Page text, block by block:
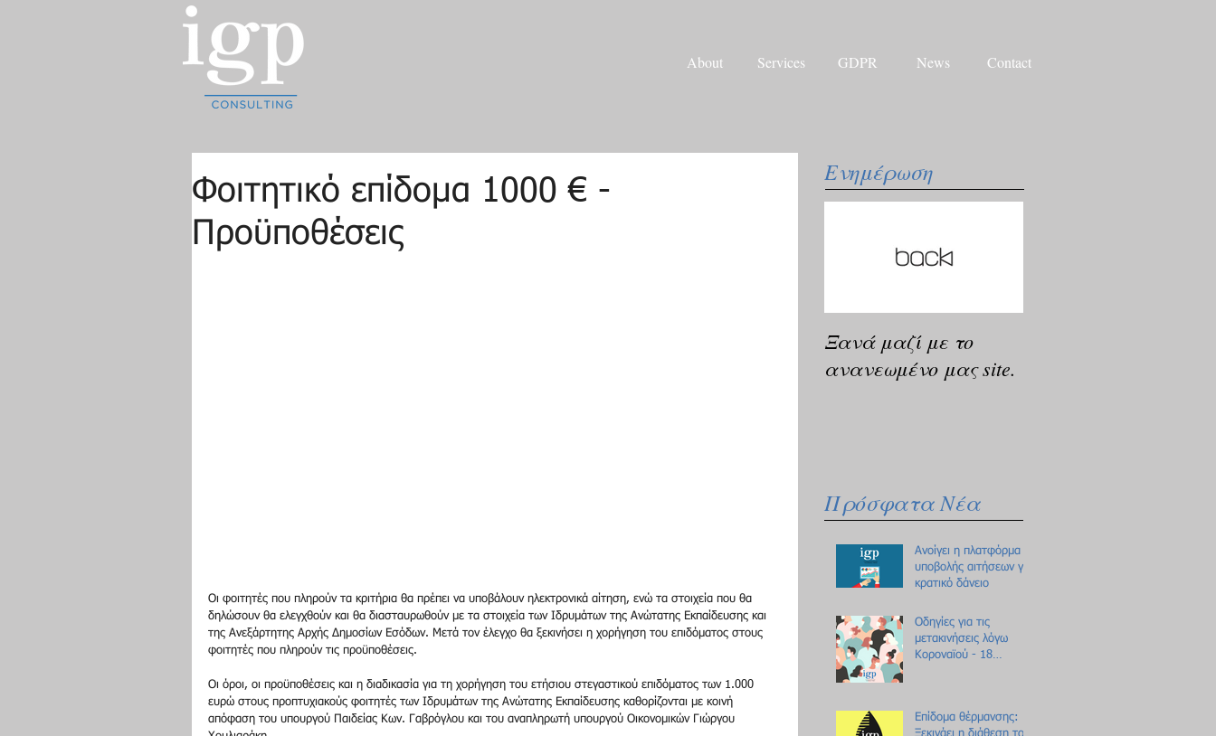
Φοιτητικό επίδομα 1000 € -
Προϋποθέσεις
Οι φοιτητές που πληρούν τα κριτήρια θα πρέπει να υποβάλουν ηλεκτρονικά αίτηση, ενώ τα στοιχεία που θα
δηλώσουν θα ελεγχθούν και θα διασταυρωθούν με τα στοιχεία των Ιδρυμάτων της Ανώτατης Εκπαίδευσης και
της Ανεξάρτητης Αρχής Δημοσίων Εσόδων. Μετά τον έλεγχο θα ξεκινήσει η χορήγηση του επιδόματος στους
φοιτητές που πληρούν τις προϋποθέσεις.
Οι όροι, οι προϋποθέσεις και η διαδικασία για τη χορήγηση του ετήσιου στεγαστικού επιδόματος των 1.000
ευρώ στους προπτυχιακούς φοιτητές των Ιδρυμάτων της Ανώτατης Εκπαίδευσης καθορίζονται με κοινή
απόφαση του υπουργού Παιδείας Κων. Γαβρόγλου και του αναπληρωτή υπουργού Οικονομικών Γιώργου
Ενημέρωση
Ξανά μαζί με το
ανανεωμένο μας site.
Πρόσφατα Νέα
Ανοίγει η πλατφόρμα
υποβολής αιτήσεων για
κρατικό δάνειο
Οδηγίες για τις
μετακινήσεις λόγω
Κοροναϊού - 18
Επίδομα θέρμανσης:
Ξεκινάει η διάθεση του
About Services GDPR News Contact